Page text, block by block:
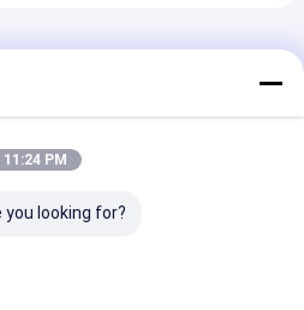
11:24 PM
looking for?